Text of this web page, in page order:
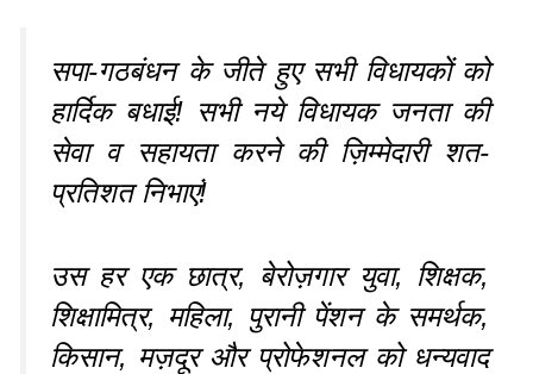
सपा-गठबंधन के जीते हुए सभी विधायकों को
हार्दिक बधाई! सभी नये विधायक जनता की
सेवा व सहायता करने की ज़िम्मेदारी शत-
प्रतिशत निभाएं!
उस हर एक छात्र, बेरोज़गार युवा, शिक्षक,
शिक्षामित्र, महिला, पुरानी पेंशन के समर्थक,
किसान, मज़दूर और प्रोफेशनल को धन्यवाद